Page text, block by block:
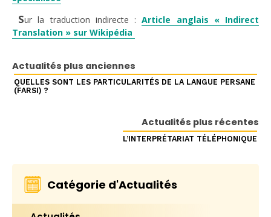
Sur la traduction indirecte :Article anglais « Indirect
Translation » sur Wikipédia
Actualités plus anciennes
QUELLES SONT LES PARTICULARITÉS DE LA LANGUE PERSANE
(FARSI) ?
Actualités plus récentes
L’INTERPRÉTARIAT TÉLÉPHONIQUE
Catégorie d'Actualités